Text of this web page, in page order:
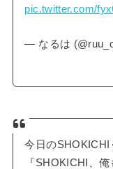
pic.twitter.com/
— なるは
今日のSHOKICHI
『SHOKICHI、